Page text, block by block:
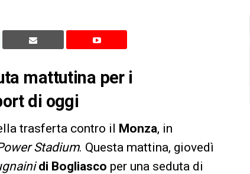
mattutina per i
di oggi
trasferta contro il Monza, in
Stadium. Questa mattina, giovedì
di Bogliasco per una seduta di